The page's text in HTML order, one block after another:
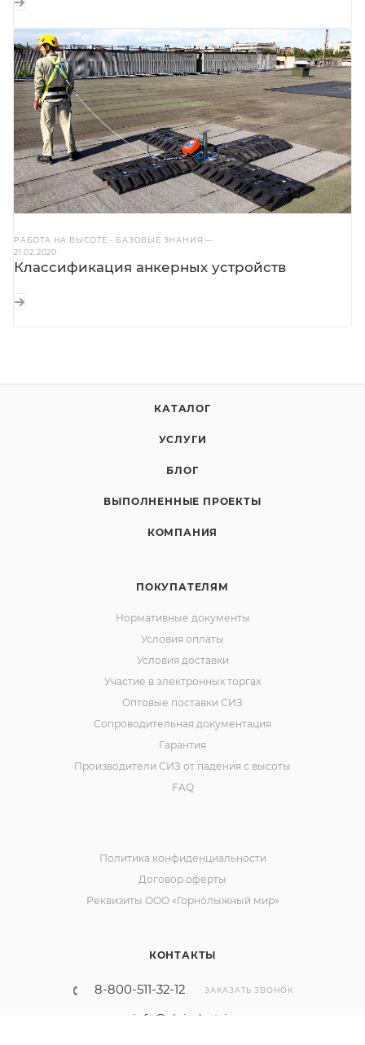
РАБОТА НА ВЫСОТЕ - БАЗОВЫЕ ЗНАНИЯ—
21.02.2020
Классификация анкерных устройств
КАТАЛОГ
УСЛУГИ
БЛОГ
ВЫПОЛНЕННЫЕ ПРОЕКТЫ
КОМПАНИЯ
ПОКУПАТЕЛЯМ
Нормативные документы
Условия оплаты
Условия доставки
Участие в электронных торгах
Оптовые поставки СИЗ
Сопроводительная документация
Гарантия
Производители СИЗ от падения с высоты
FAQ
КОНТАКТЫ
8-800-511-32-12 ЗАКАЗАТЬ ЗВОНОК
info@alpindustria.pro
Политика конфиденциальности
Договор оферты
Реквизиты ООО «Горнолыжный мир»